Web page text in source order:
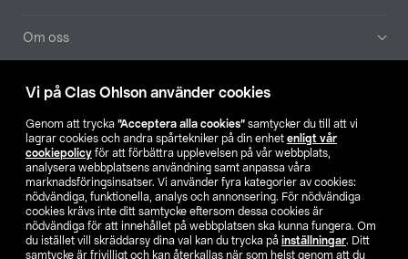
Vi på Clas Ohlson använder cookies
Genom att trycka ”Acceptera alla cookies” samtycker du till att vi
lagrar cookies och andra spårtekniker på din enhet enligt vår
cookiepolicy för att förbättra upplevelsen på vår webbplats,
analysera webbplatsens användning samt anpassa våra
marknadsföringsinsatser. Vi använder fyra kategorier av cookies:
nödvändiga, funktionella, analys och annonsering. För nödvändiga
cookies krävs inte ditt samtycke eftersom dessa cookies är
nödvändiga för att innehållet på webbplatsen ska kunna fungera. Om
du istället vill skräddarsy dina val kan du trycka på inställningar. Ditt
samtycke är frivilligt och kan återkallas när som helst genom att du
Om oss
Aktuellt
Våra bolag
Hitta butik
SE NO FI